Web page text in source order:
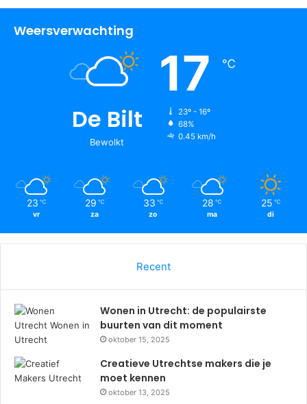
Weersverwachting
De Bilt
Bewolkt
17 ℃
23º - 16º
68%
0.45 km/h
23 ℃
vr
29 ℃
za
33 ℃
zo
28 ℃
ma
25 ℃
di
Recent
Wonen in Utrecht: de populairste
buurten van dit moment
oktober 15, 2025
Creatieve Utrechtse makers die je
moet kennen
oktober 13, 2025